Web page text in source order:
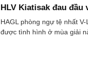
HLV Kiatisak đau đầu
HAGL phòng ngự tệ nhất
được tình hình ở mùa giải